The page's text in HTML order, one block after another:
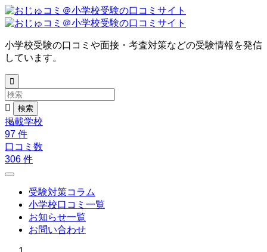
小学校受験の口コミや面接・考査対策などの受験情報を発信
しています。


掲載学校
97 件
口コミ数
306 件
受験対策コラム
小学校口コミ一覧
お知らせ一覧
お問い合わせ